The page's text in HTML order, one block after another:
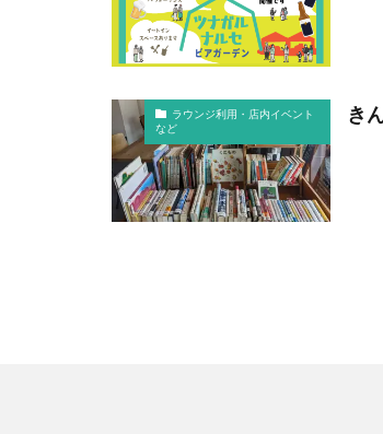
ラウンジ利用・店内イベント
など
き